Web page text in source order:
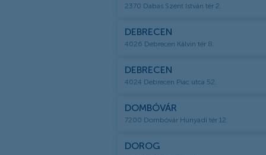
2370 Dabas Szent István tér 2.
DEBRECEN
4026 Debrecen Kálvin tér 8.
DEBRECEN
4024 Debrecen Piac utca 52.
DOMBÓVÁR
7200 Dombóvár Hunyadi tér 12.
DOROG